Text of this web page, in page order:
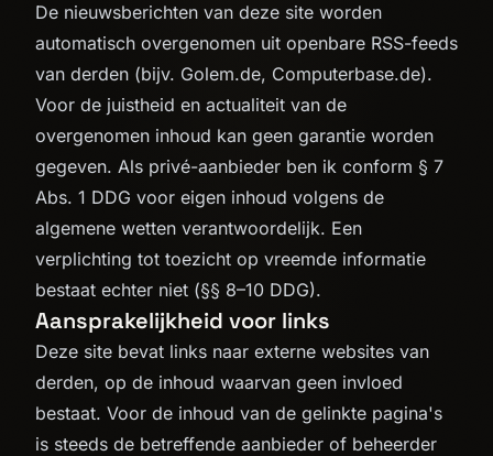
De nieuwsberichten van deze site worden
automatisch overgenomen uit openbare RSS-feeds
van derden (bijv. Golem.de, Computerbase.de).
Voor de juistheid en actualiteit van de
overgenomen inhoud kan geen garantie worden
gegeven. Als privé-aanbieder ben ik conform § 7
Abs. 1 DDG voor eigen inhoud volgens de
algemene wetten verantwoordelijk. Een
verplichting tot toezicht op vreemde informatie
bestaat echter niet (§§ 8–10 DDG).
Aansprakelijkheid voor links
Deze site bevat links naar externe websites van
derden, op de inhoud waarvan geen invloed
bestaat. Voor de inhoud van de gelinkte pagina's
is steeds de betreffende aanbieder of beheerder